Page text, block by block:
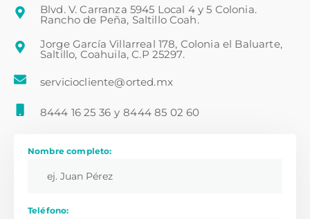
Blvd. V. Carranza 5945 Local 4 y 5 Colonia.
Rancho de Peña, Saltillo Coah.
Jorge García Villarreal 178, Colonia el Baluarte,
Saltillo, Coahuila, C.P 25297.
serviciocliente@orted.mx
8444 16 25 36 y 8444 85 02 60
Nombre completo:
Teléfono: